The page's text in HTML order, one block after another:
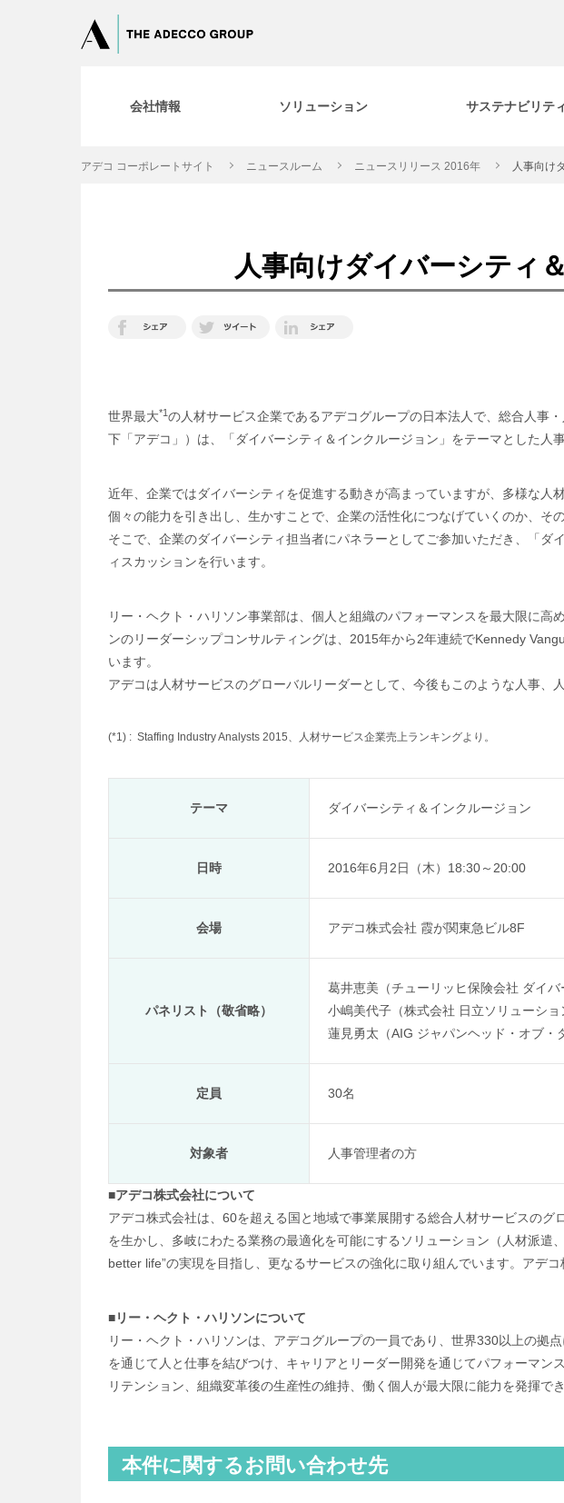
会社情報 ソリューション サステナビリテ
アデコ コーポレートサイト ニュースルーム ニュースリリース 2016年 人事向け
人事向けダイバーシティ
世界最大*1の人材サービス企業であるアデコグループの日本法人で、総合人事
下「アデコ」）は、「ダイバーシティ＆インクルージョン」をテーマとした人
近年、企業ではダイバーシティを促進する動きが高まっていますが、多様な
個々の能力を引き出し、生かすことで、企業の活性化につなげていくのか、そ
そこで、企業のダイバーシティ担当者にパネラーとしてご参加いただき、「
ィスカッションを行います。
リー・ヘクト・ハリソン事業部は、個人と組織のパフォーマンスを最大限に
ンのリーダーシップコンサルティングは、2015年から2年連続でKennedy
います。
アデコは人材サービスのグローバルリーダーとして、今後もこのような人事、
(*1) : Staffing Industry Analysts 2015、人材サービス企業売上ランキングより。
テーマ ダイバーシティ＆インクルージョン
日時 2016年6月2日（木）18:30～20:00
会場 アデコ株式会社 霞が関東急ビル8F
パネリスト（敬省略）
葛井恵美（チューリッヒ保険会社 ダイバ
小嶋美代子（株式会社 日立ソリューシ
蓮見勇太（AIG ジャパンヘッド・オブ・
定員 30名
対象者 人事管理者の方
■アデコ株式会社について
アデコ株式会社は、60を超える国と地域で事業展開する総合人材サービスの
を生かし、多岐にわたる業務の最適化を可能にするソリューション（人材派
better life”の実現を目指し、更なるサービスの強化に取り組んでいます。アデ
■リー・ヘクト・ハリソンについて
リー・ヘクト・ハリソンは、アデコグループの一員であり、世界330以上の拠
を通じて人と仕事を結びつけ、キャリアとリーダー開発を通じてパフォーマ
リテンション、組織変革後の生産性の維持、働く個人が最大限に能力を発揮で
本件に関するお問い合わせ先